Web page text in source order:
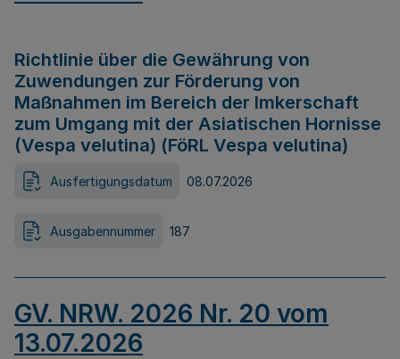
Richtlinie über die Gewährung von
Zuwendungen zur Förderung von
Maßnahmen im Bereich der Imkerschaft
zum Umgang mit der Asiatischen Hornisse
(Vespa velutina) (FöRL Vespa velutina)
Ausfertigungsdatum 08.07.2026
Ausgabennummer 187
GV. NRW. 2026 Nr. 20 vom
13.07.2026